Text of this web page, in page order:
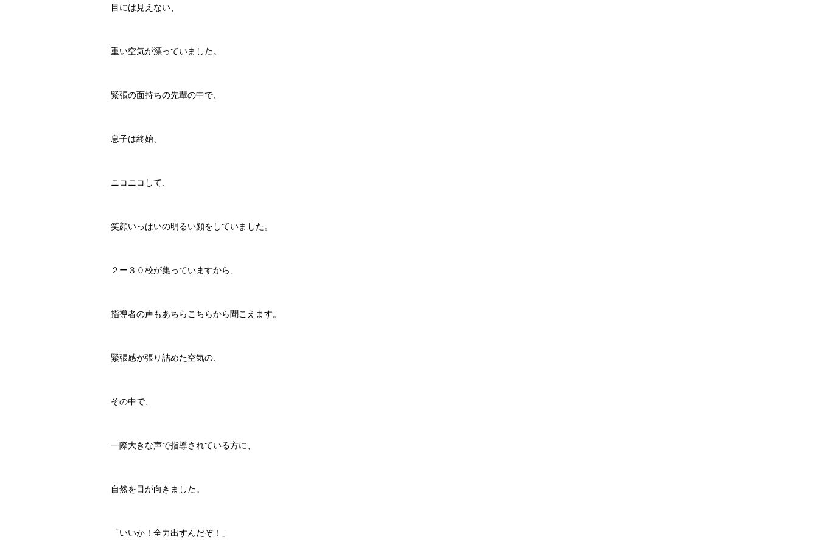
目には見えない、
重い空気が漂っていました。
緊張の面持ちの先輩の中で、
息子は終始、
ニコニコして、
笑顔いっぱいの明るい顔をしていました。
２ー３０校が集っていますから、
指導者の声もあちらこちらから聞こえます。
緊張感が張り詰めた空気の、
その中で、
一際大きな声で指導されている方に、
自然を目が向きました。
「いいか！全力出すんだぞ！」